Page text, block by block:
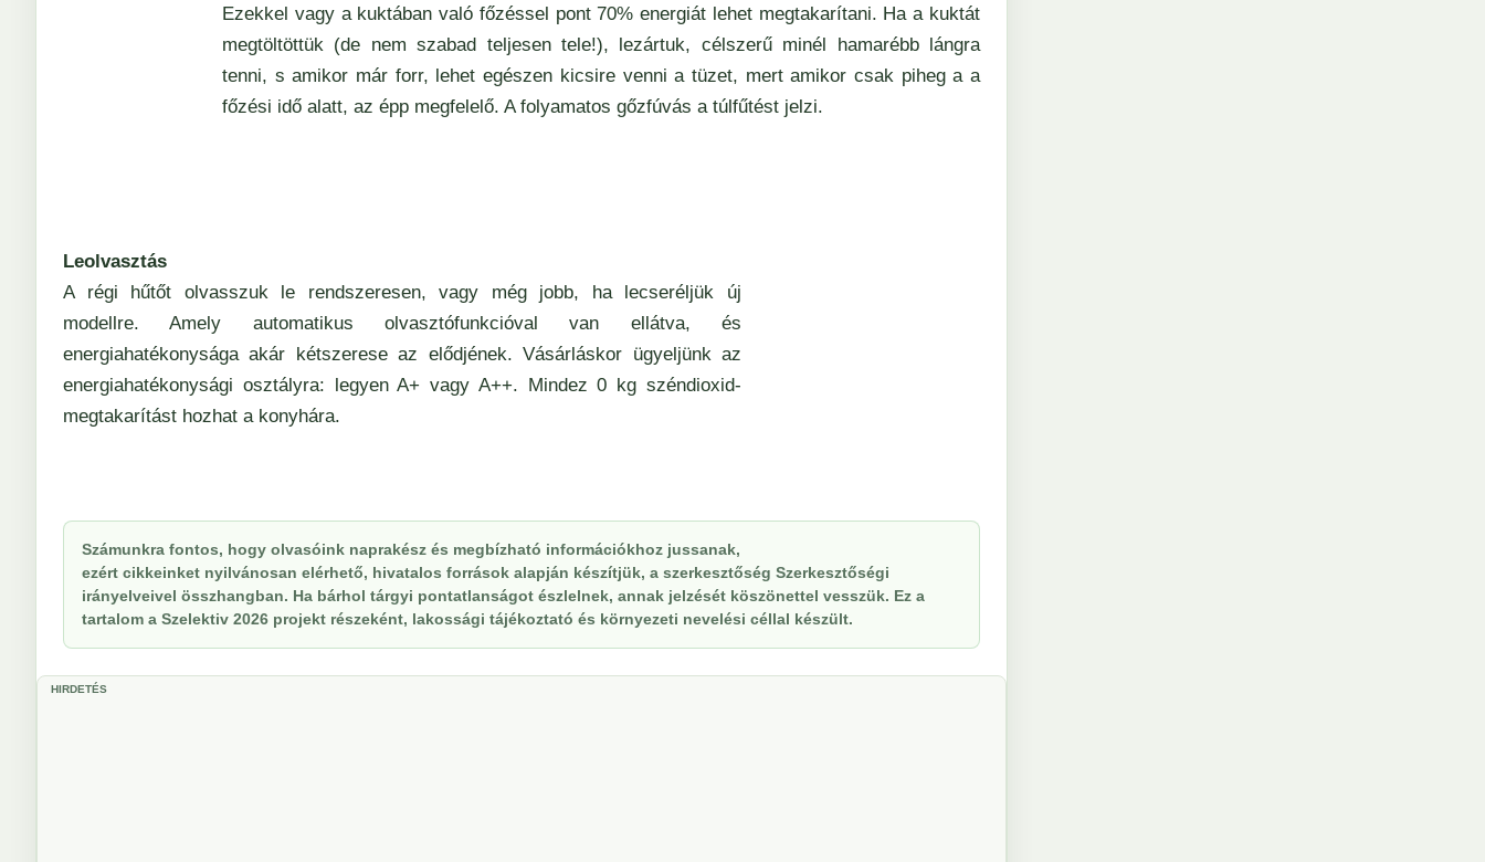
Ezekkel vagy a kuktában való főzéssel pont 70% energiát lehet megtakarítani. Ha a kuktát
megtöltöttük (de nem szabad teljesen tele!), lezártuk, célszerű minél hamarébb lángra
tenni, s amikor már forr, lehet egészen kicsire venni a tüzet, mert amikor csak piheg a a
főzési idő alatt, az épp megfelelő. A folyamatos gőzfúvás a túlfűtést jelzi.
Leolvasztás
A régi hűtőt olvasszuk le rendszeresen, vagy még jobb, ha lecseréljük új
modellre. Amely automatikus olvasztófunkcióval van ellátva, és
energiahatékonysága akár kétszerese az elődjének. Vásárláskor ügyeljünk az
energiahatékonysági osztályra: legyen A+ vagy A++. Mindez 0 kg széndioxid-
megtakarítást hozhat a konyhára.
Számunkra fontos, hogy olvasóink naprakész és megbízható információkhoz jussanak,
ezért cikkeinket nyilvánosan elérhető, hivatalos források alapján készítjük, a szerkesztőség Szerkesztőségi
irányelveivel összhangban. Ha bárhol tárgyi pontatlanságot észlelnek, annak jelzését köszönettel vesszük. Ez a
tartalom a Szelektiv 2026 projekt részeként, lakossági tájékoztató és környezeti nevelési céllal készült.
HIRDETÉS